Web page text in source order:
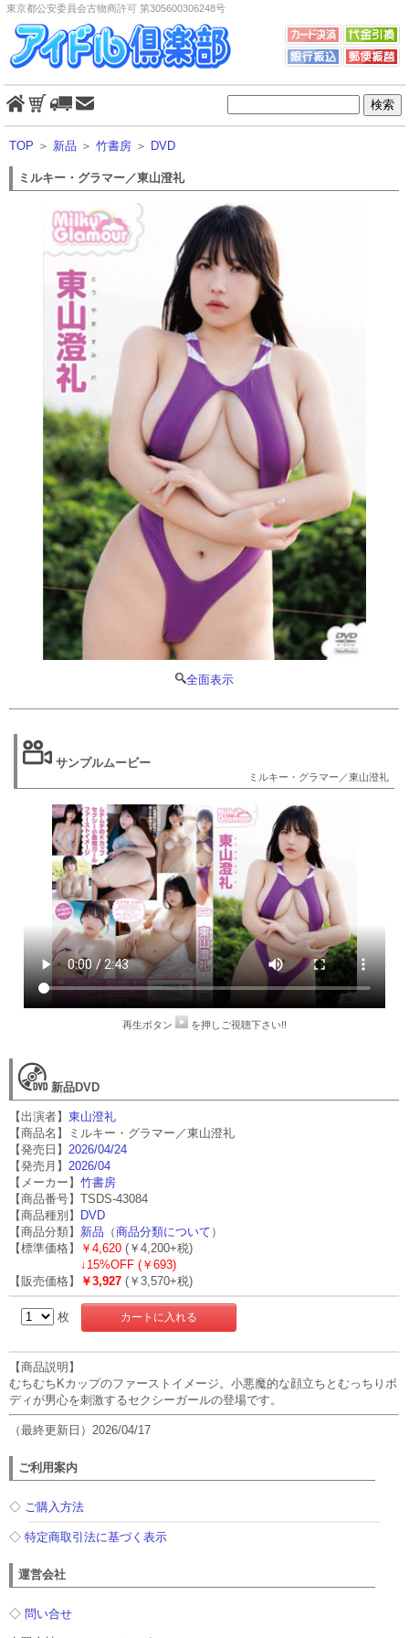
東京都公安委員会古物商許可 第305600306248号
TOP ＞ 新品 ＞竹書房 ＞ DVD
ミルキー・グラマー／東山澄礼
全面表示
サンプルムービー
ミルキー・グラマー／東山澄礼
再生ボタン を押しご視聴下さい!!
新品DVD
【出演者】東山澄礼
【商品名】ミルキー・グラマー／東山澄礼
【発売日】 2026/04/24
【発売月】 2026/04
【メーカー】竹書房
【商品番号】TSDS-43084
【商品種別】 DVD
【商品分類】 新品 （商品分類について ）
【標準価格】
￥4,620 (￥4,200+税)
↓ 15%OFF (￥693)
【販売価格】
￥3,927 (￥3,570+税)
枚
【商品説明】
むちむちKカップのファーストイメージ。小悪魔的な顔立ちとむっちりボ
ディが男心を刺激するセクシーガールの登場です。
（最終更新日）2026/04/17
ご利用案内
◇ ご購入方法
◇特定商取引法に基づく表示
運営会社
◇問い合せ